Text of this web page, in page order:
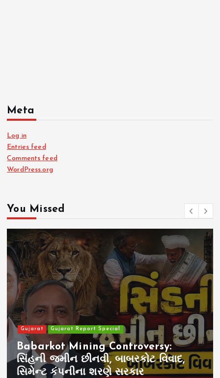
Meta
Log in
Entries feed
Comments feed
WordPress.org
You Missed
Gujarat Gujarat Report Special
Babarkot Mining Controversy:
સિંહની જમીન છીનવી, બાબરકોટ વિવાદ,
સિમેન્ટ કંપનીના શરણે સરકાર